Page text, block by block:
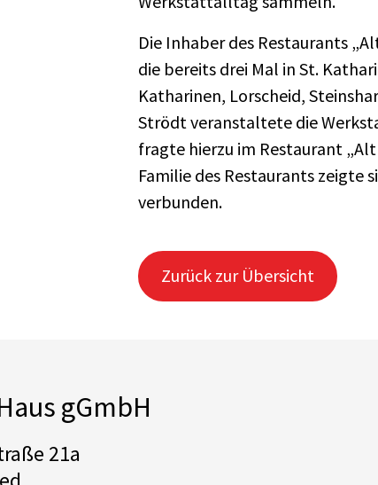
Die Inhaber des Restaurants
die bereits drei Mal in St.
Katharinen, Lorscheid,
Strödt veranstaltete die
fragte hierzu im Restaurant
Familie des Restaurants
verbunden.
Zurück zur Übersicht
gGmbH
21a